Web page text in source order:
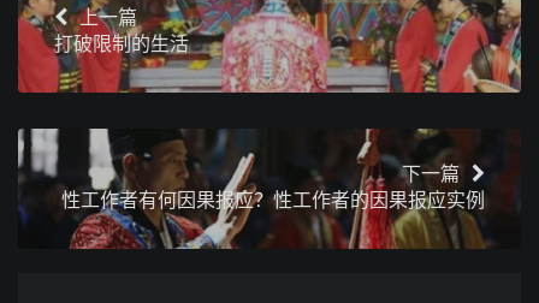
上一篇
打破限制的生活
下一篇
性工作者有何因果报应？性工作者的因果报应实例